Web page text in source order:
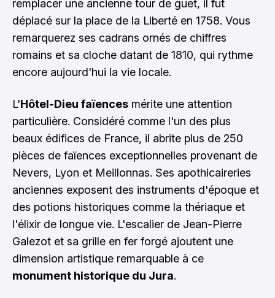
remplacer une ancienne tour de guet, il fut
déplacé sur la place de la Liberté en 1758. Vous
remarquerez ses cadrans ornés de chiffres
romains et sa cloche datant de 1810, qui rythme
encore aujourd'hui la vie locale.
L'Hôtel-Dieu faïences mérite une attention
particulière. Considéré comme l'un des plus
beaux édifices de France, il abrite plus de 250
pièces de faïences exceptionnelles provenant de
Nevers, Lyon et Meillonnas. Ses apothicaireries
anciennes exposent des instruments d'époque et
des potions historiques comme la thériaque et
l'élixir de longue vie. L'escalier de Jean-Pierre
Galezot et sa grille en fer forgé ajoutent une
dimension artistique remarquable à ce
monument historique du Jura.